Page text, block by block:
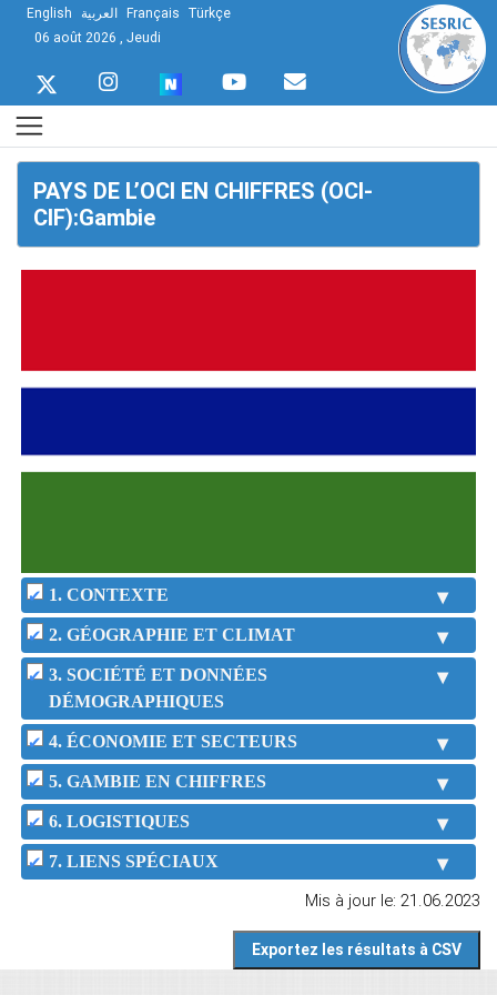
English العربية Français Türkçe
06 août 2026 , Jeudi
PAYS DE L’OCI EN CHIFFRES (OCI-
CIF):Gambie
1. CONTEXTE
2. GÉOGRAPHIE ET CLIMAT
3. SOCIÉTÉ ET DONNÉES
DÉMOGRAPHIQUES
4. ÉCONOMIE ET SECTEURS
5. GAMBIE EN CHIFFRES
6. LOGISTIQUES
7. LIENS SPÉCIAUX
Mis à jour le: 21.06.2023